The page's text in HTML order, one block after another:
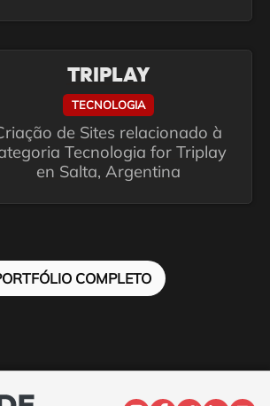
TRIPLAY
TECNOLOGIA
de Sites relacionado à
Tecnologia for Triplay
en Salta, Argentina
COMPLETO